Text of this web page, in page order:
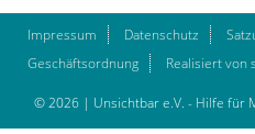
Impressum Datenschutz
Geschäftsordnung
Realisiert von
© 2026 | Unsichtbar e.V. - Hilfe für